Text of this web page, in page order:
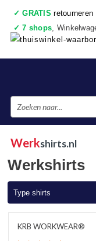
✓ GRATIS retourneren
✓ 7 shops,
✓Voor 17:00 uur
✓Achteraf betalen
Werkshirts.nl
Werkshirts
Type shirts
T-shirts korte mouw
KRB WORKWEAR®